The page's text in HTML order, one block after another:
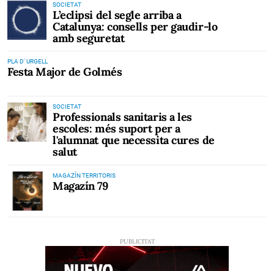
SOCIETAT
L’eclipsi del segle arriba a
Catalunya: consells per gaudir-lo
amb seguretat
PLA D' URGELL
Festa Major de Golmés
SOCIETAT
Professionals sanitaris a les
escoles: més suport per a
l'alumnat que necessita cures de
salut
MAGAZÍN TERRITORIS
Magazín 79